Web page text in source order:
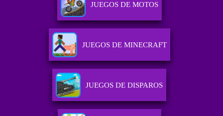
JUEGOS DE MOTOS
JUEGOS DE MINECRAFT
JUEGOS DE DISPAROS